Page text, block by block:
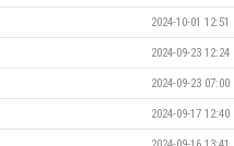
2024-10-01 12:51
2024-09-23 12:24
2024-09-23 07:00
2024-09-17 12:40